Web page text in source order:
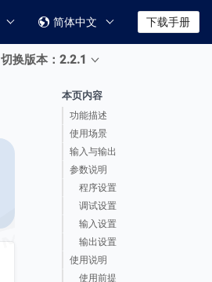
 简体中文 下载手册
切换版本：2.2.1
本页内容
功能描述
使用场景
输入与输出
参数说明
程序设置
调试设置
输入设置
输出设置
使用说明
使用前提